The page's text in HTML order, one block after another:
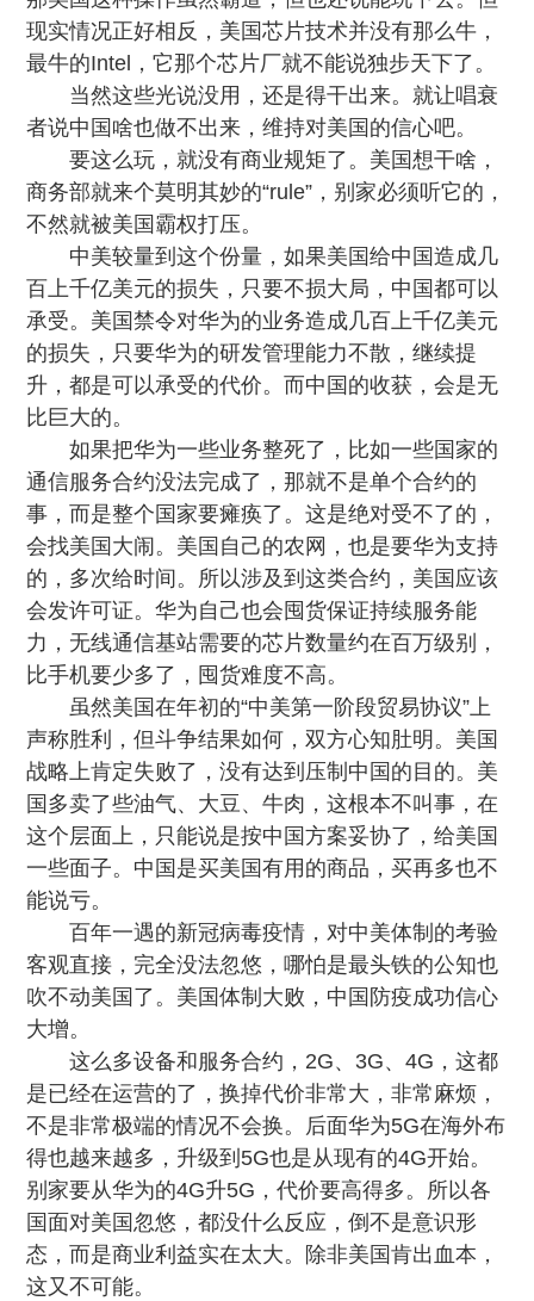
现实情况正好相反，美国芯片技术并没有那么牛，
最牛的Intel，它那个芯片厂就不能说独步天下了。
当然这些光说没用，还是得干出来。就让唱衰
者说中国啥也做不出来，维持对美国的信心吧。
要这么玩，就没有商业规矩了。美国想干啥，
商务部就来个莫明其妙的“rule”，别家必须听它的，
不然就被美国霸权打压。
中美较量到这个份量，如果美国给中国造成几
百上千亿美元的损失，只要不损大局，中国都可以
承受。美国禁令对华为的业务造成几百上千亿美元
的损失，只要华为的研发管理能力不散，继续提
升，都是可以承受的代价。而中国的收获，会是无
比巨大的。
如果把华为一些业务整死了，比如一些国家的
通信服务合约没法完成了，那就不是单个合约的
事，而是整个国家要瘫痪了。这是绝对受不了的，
会找美国大闹。美国自己的农网，也是要华为支持
的，多次给时间。所以涉及到这类合约，美国应该
会发许可证。华为自己也会囤货保证持续服务能
力，无线通信基站需要的芯片数量约在百万级别，
比手机要少多了，囤货难度不高。
虽然美国在年初的“中美第一阶段贸易协议”上
声称胜利，但斗争结果如何，双方心知肚明。美国
战略上肯定失败了，没有达到压制中国的目的。美
国多卖了些油气、大豆、牛肉，这根本不叫事，在
这个层面上，只能说是按中国方案妥协了，给美国
一些面子。中国是买美国有用的商品，买再多也不
能说亏。
百年一遇的新冠病毒疫情，对中美体制的考验
客观直接，完全没法忽悠，哪怕是最头铁的公知也
吹不动美国了。美国体制大败，中国防疫成功信心
大增。
这么多设备和服务合约，2G、3G、4G，这都
是已经在运营的了，换掉代价非常大，非常麻烦，
不是非常极端的情况不会换。后面华为5G在海外布
得也越来越多，升级到5G也是从现有的4G开始。
别家要从华为的4G升5G，代价要高得多。所以各
国面对美国忽悠，都没什么反应，倒不是意识形
态，而是商业利益实在太大。除非美国肯出血本，
这又不可能。